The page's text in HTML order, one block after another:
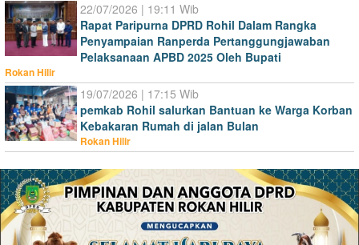
22/07/2026 | 19:11 Wib
Rapat Paripurna DPRD Rohil Dalam Rangka
Penyampaian Ranperda Pertanggungjawaban
Pelaksanaan APBD 2025 Oleh Bupati
Rokan Hilir
19/07/2026 | 17:15 Wib
pemkab Rohil salurkan Bantuan ke Warga Korban
Kebakaran Rumah di jalan Bulan
Rokan Hilir